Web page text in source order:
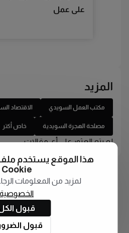
على عمل
المزيد
مكتب العمل السويدي الاقتصاد
مصلحة الهجرة السويدية خاص أكتر
لم يتم العثور على أي مقالات
هذا الموقع يستخدم ملف
Cookie
لمزيد من المعلومات
الخصوصية
قبول
قبول